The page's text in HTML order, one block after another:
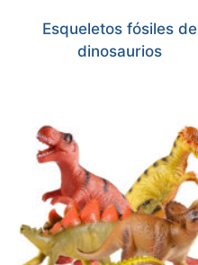
Esqueletos fósiles de
dinosaurios